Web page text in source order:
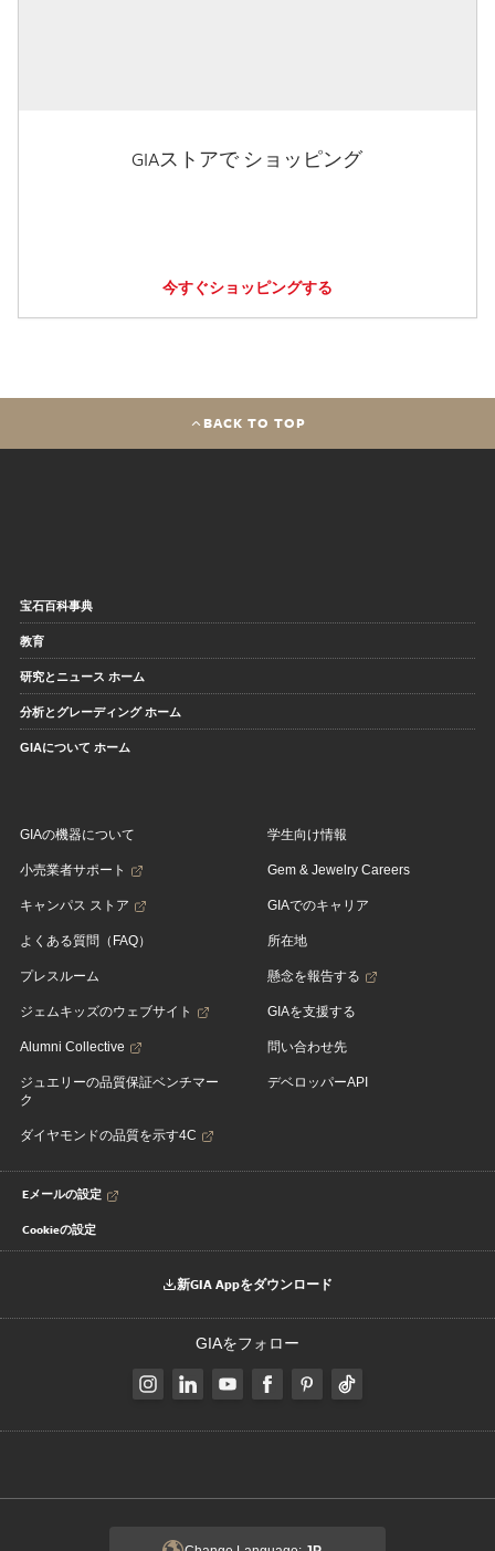
GIAストアで ショッピング
今すぐショッピングする
BACK TO TOP
宝石百科事典
教育
研究とニュース ホーム
分析とグレーディング ホーム
GIAについて ホーム
GIAの機器について
小売業者サポート
キャンパス ストア
よくある質問（FAQ）
プレスルーム
ジェムキッズのウェブサイト
Alumni Collective
ジュエリーの品質保証ベンチマー
ク
ダイヤモンドの品質を示す4C
学生向け情報
Gem & Jewelry Careers
GIAでのキャリア
所在地
懸念を報告する
GIAを支援する
問い合わせ先
デベロッパーAPI
Eメールの設定
Cookieの設定
新GIA Appをダウンロード
GIAをフォロー